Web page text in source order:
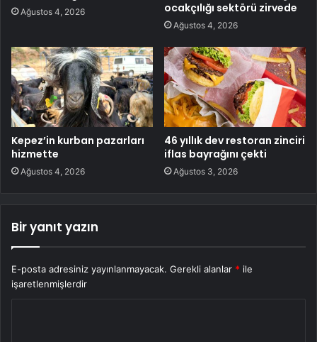
Ağustos 4, 2026
ocakçılığı sektörü zirvede
Ağustos 4, 2026
Kepez’in kurban pazarları
hizmette
Ağustos 4, 2026
46 yıllık dev restoran zinciri
iflas bayrağını çekti
Ağustos 3, 2026
Bir yanıt yazın
E-posta adresiniz yayınlanmayacak. Gerekli alanlar * ile
işaretlenmişlerdir